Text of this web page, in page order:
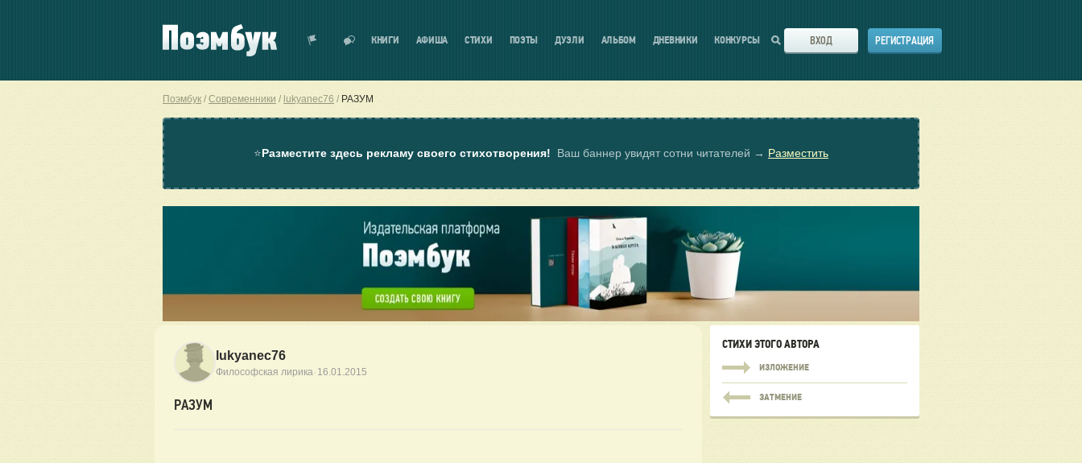
КНИГИ АФИША СТИХИ ПОЭТЫ ДУЭЛИ АЛЬБОМ ДНЕВНИКИ КОНКУРСЫ ВХОД РЕГИСТРАЦИЯ
Поэмбук Современники lukyanec76 РАЗУМ
⭐Разместите здесь рекламу своего стихотворения! Ваш баннер увидят сотни читателей → Разместить
lukyanec76
Философская лирика· 16.01.2015
РАЗУМ
СТИХИ ЭТОГО АВТОРА
ИЗЛОЖЕНИЕ
ЗАТМЕНИЕ